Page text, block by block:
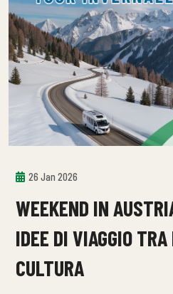
26 Jan 2026
WEEKEND IN
IDEE DI VIAGGIO
CULTURA